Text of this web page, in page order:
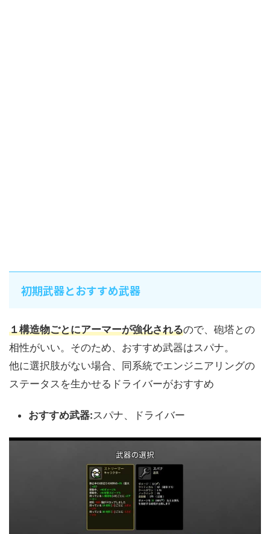
初期武器とおすすめ武器
１構造物ごとにアーマーが強化されるので、砲塔との
相性がいい。そのため、おすすめ武器はスパナ。
他に選択肢がない場合、同系統でエンジニアリングの
ステータスを生かせるドライバーがおすすめ
おすすめ武器: スパナ、ドライバー